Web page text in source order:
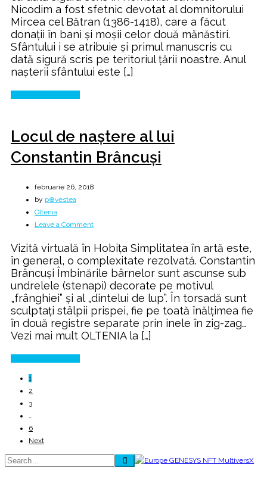
Nicodim a fost sfetnic devotat al domnitorului
Mircea cel Bătran (1386-1418), care a făcut
donaţii în bani şi moşii celor două mănăstiri.
Sfântului i se atribuie şi primul manuscris cu
dată sigură scris pe teritoriul ţării noastre. Anul
naşterii sfântului este […]
Locul de naștere al lui
Constantin Brâncuşi
februarie 26, 2018
by p⊕vestea
Oltenia
Leave a Commenton
de
naștere
al
lui
Constantin
Brâncuşi
Vizită virtuală în Hobița Simplitatea în artă este,
în general, o complexitate rezolvată. Constantin
Brâncuşi Îmbinările bârnelor sunt ascunse sub
undrelele (stenapi) decorate pe motivul
„frânghiei” și al „dintelui de lup”. În torsadă sunt
sculptați stâlpii prispei, fie pe toată înălțimea fie
în două registre separate prin inele în zig-zag…
Vezi mai mult OLTENIA la […]
1
2
3
6
Next